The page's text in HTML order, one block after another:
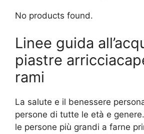
No products found.
Linee guida
piastre
rami
La salute e il benessere
persone di tutte le età e
le persone più grandi a farne